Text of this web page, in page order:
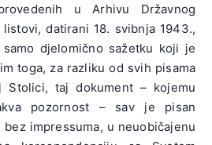
u Arhivu Državnog
datirani 18. svibnja 1943.,
djelomično sažetku koji je
toga, za razliku od svih pisama
Stolici, taj dokument – kojemu
pozornost – sav je pisan
impressuma, u neuobičajenu